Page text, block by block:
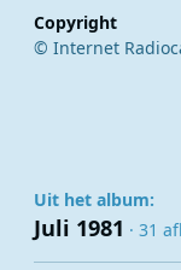
Copyright
© Internet
Uit het album:
Juli 1981 · 31